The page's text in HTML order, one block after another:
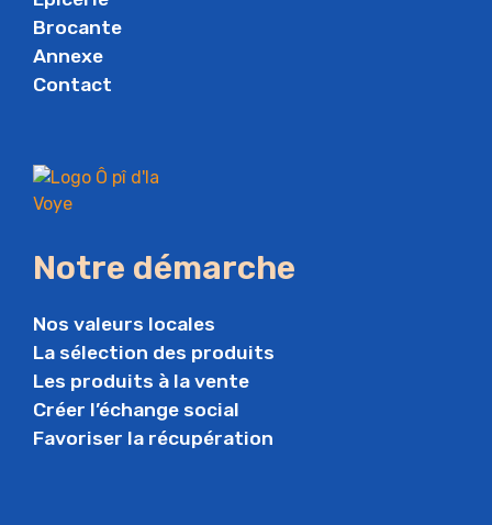
Brocante
Annexe
Contact
Notre démarche
Nos valeurs locales
La sélection des produits
Les produits à la vente
Créer l’échange social
Favoriser la récupération